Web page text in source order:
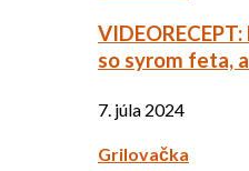
so syrom feta,
7. júla 2024
Grilovačka